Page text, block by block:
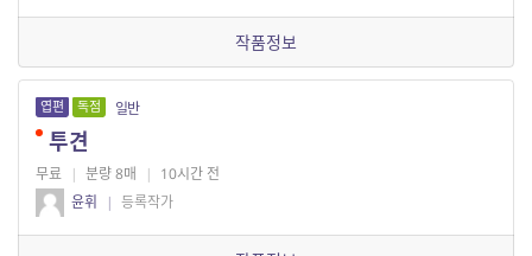
작품정보
엽편 독점 일반
투견
무료 | 분량 8매 | 10시간 전
윤휘
| 등록작가